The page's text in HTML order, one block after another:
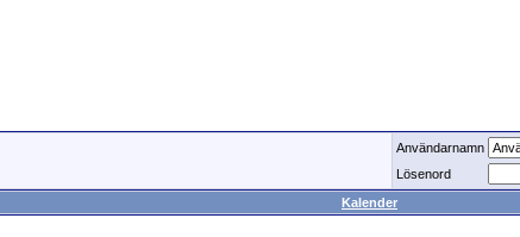
Användarnamn
Lösenord
Kalender